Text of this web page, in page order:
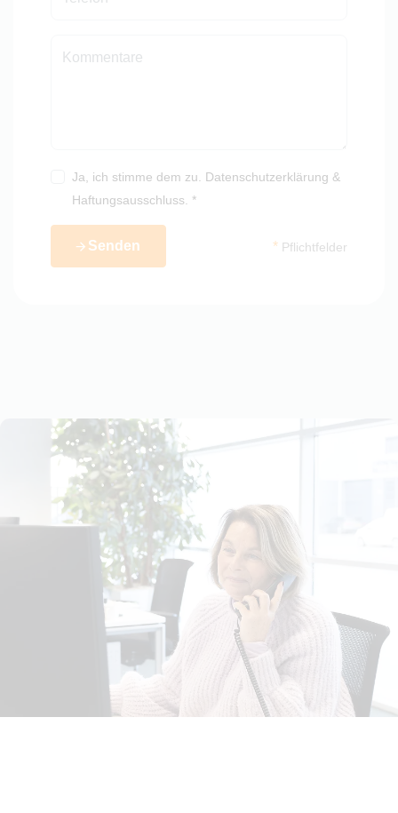
Ja, ich stimme dem zu. Datenschutzerklärung &
Haftungsausschluss. *
Senden * Pflichtfelder